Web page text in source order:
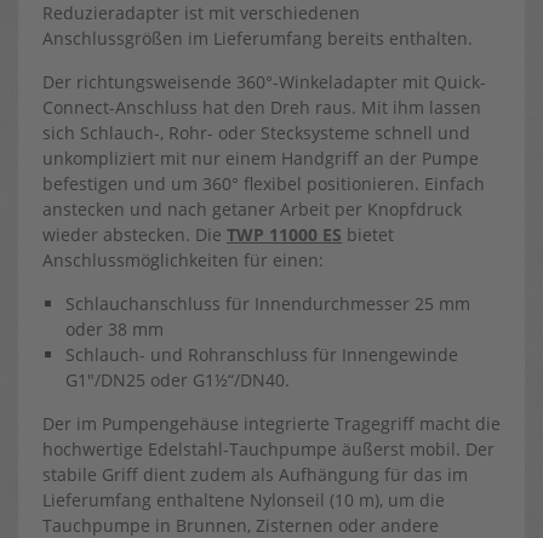
Reduzieradapter ist mit verschiedenen
Anschlussgrößen im Lieferumfang bereits enthalten.
Der richtungsweisende 360°-Winkeladapter mit Quick-
Connect-Anschluss hat den Dreh raus. Mit ihm lassen
sich Schlauch-, Rohr- oder Stecksysteme schnell und
unkompliziert mit nur einem Handgriff an der Pumpe
befestigen und um 360° flexibel positionieren. Einfach
anstecken und nach getaner Arbeit per Knopfdruck
wieder abstecken. Die TWP 11000 ES bietet
Anschlussmöglichkeiten für einen:
Schlauchanschluss für Innendurchmesser 25 mm
oder 38 mm
Schlauch- und Rohranschluss für Innengewinde
G1″/DN25 oder G1½“/DN40.
Der im Pumpengehäuse integrierte Tragegriff macht die
hochwertige Edelstahl-Tauchpumpe äußerst mobil. Der
stabile Griff dient zudem als Aufhängung für das im
Lieferumfang enthaltene Nylonseil (10 m), um die
Tauchpumpe in Brunnen, Zisternen oder andere